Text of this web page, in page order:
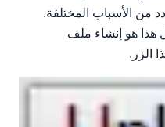
من الأسباب المختلفة.
هذا هو إنشاء ملف